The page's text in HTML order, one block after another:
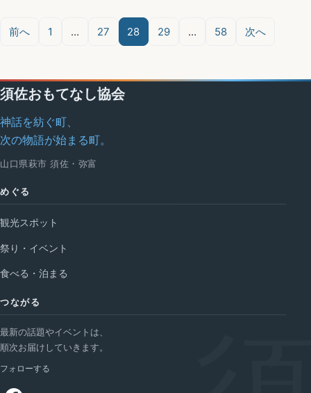
稿
ペ
ー
ジ
送
り
前へ 1 … 27 28 29 … 58 次へ
須佐おもてなし協会
神話を紡ぐ町、
次の物語が始まる町。
山口県萩市 須佐・弥富
めぐる
観光スポット
祭り・イベント
食べる・泊まる
つながる
最新の話題やイベントは、
順次お届けしていきます。
フォローする